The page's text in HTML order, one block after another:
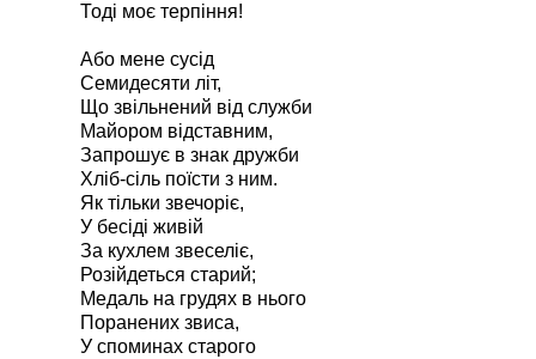
Тоді моє терпіння!
Або мене сусід
Семидесяти літ,
Що звільнений від служби
Майором відставним,
Запрошує в знак дружби
Хліб-сіль поїсти з ним.
Як тільки звечоріє,
У бесіді живій
За кухлем звеселіє,
Розійдеться старий;
Медаль на грудях в нього
Поранених звиса,
У споминах старого